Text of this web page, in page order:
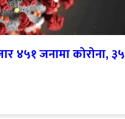
४५१ जनामा कोरोना, ३५